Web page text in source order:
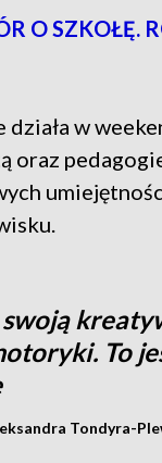
O SZKOŁĘ.
w
oraz
To
Tondyra-